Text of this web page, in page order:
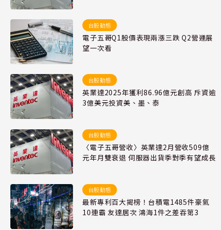
台股動態
電子五哥Q1股價表現兩漲三跌 Q2營運展
望一次看
台股動態
英業達2025年獲利86.96億元創高 斥資逾
3億美元投資美、墨、泰
台股動態
〈電子五哥營收〉英業達2月營收509億
元年月雙衰退 伺服器出貨季對季有望成長
台股動態
最新專利百大揭榜！台積電1485件豪氣
10連霸 友達居次 鴻海1件之差吞第3